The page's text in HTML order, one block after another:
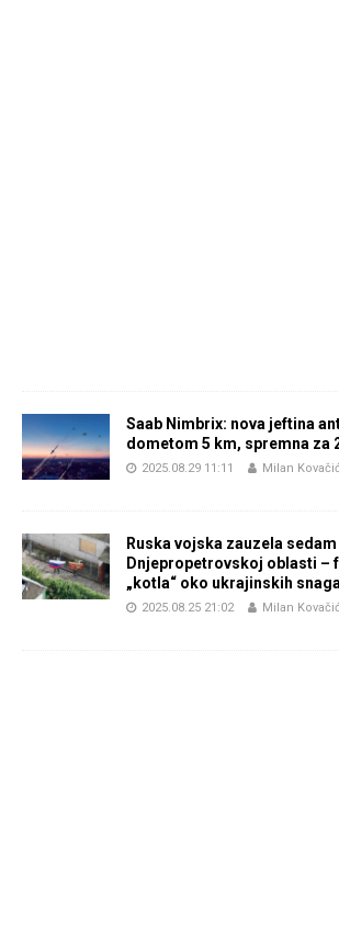
Saab Nimbrix: nova jeftina
dometom 5 km, spremna za
2025.08.29 11:11 Milan
Ruska vojska zauzela sedam
Dnjepropetrovskoj oblasti –
„kotla“ oko ukrajinskih snaga
2025.08.25 21:02 Milan